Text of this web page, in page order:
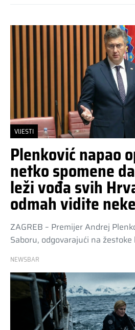
VIJESTI
Plenković napao
netko spomene
leži vođa svih
odmah vidite
ZAGREB – Premijer Andrej
Saboru, odgovarajući na
NEWSBAR